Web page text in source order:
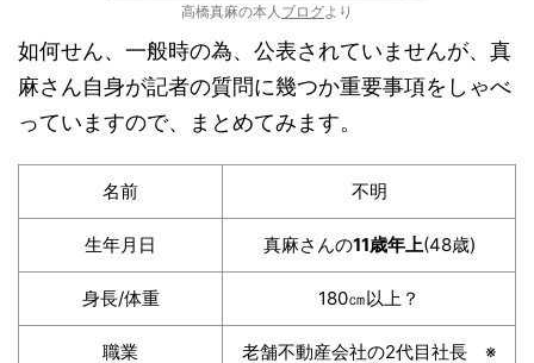
高橋真麻の本人 ブログより
如何せん、一般時の為、公表されていませんが、真
麻さん自身が記者の質問に幾つか重要事項をしゃべ
っていますので、まとめてみます。
名前 不明
生年月日 真麻さんの11歳年上(48歳)
身長/体重 180㎝以上？
職業
老舗不動産会社の2代目社長 ※